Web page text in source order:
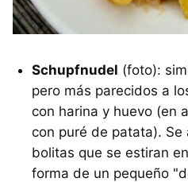
Schupfnudel (foto):
pero más parecidos a
con harina y huevo (en
con puré de patata). Se
bolitas que se estiran
forma de un pequeño